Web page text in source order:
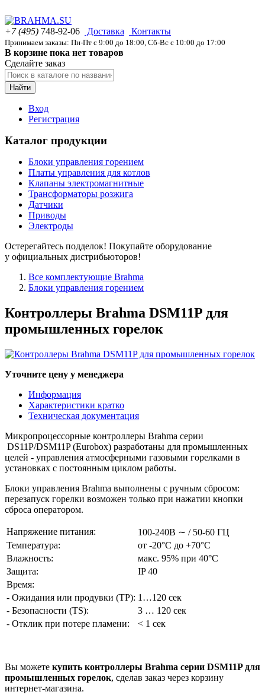
+7 (495) 748-92-06 Доставка Контакты
Принимаем заказы: Пн-Пт с 9:00 до 18:00, Сб-Вс с 10:00 до 17:00
В корзине пока нет товаров
Сделайте заказ
Найти
Вход
Регистрация
Каталог продукции
Блоки управления горением
Платы управления для котлов
Клапаны электромагнитные
Трансформаторы розжига
Датчики
Приводы
Электроды
Остерегайтесь подделок! Покупайте оборудование
у официальных дистрибьюторов!
Все комплектующие Brahma
Блоки управления горением
Контроллеры Brahma DSM11P для
промышленных горелок
Уточните цену у менеджера
Информация
Характеристики кратко
Техническая документация
Микропроцессорные контроллеры Brahma серии
DS11P/DSM11P (Eurobox) разработаны для промышленных
целей - управления атмосферными газовыми горелками в
установках с постоянным циклом работы.
Блоки управления Brahma выполнены с ручным сбросом:
перезапуск горелки возможен только при нажатии кнопки
сброса оператором.
Напряжение питания:
100-240В ∼ / 50-60 ГЦ
Температура:
от -20°С до +70°С
Влажность:
макс. 95% при 40°С
Защита:
IP 40
Время:
- Ожидания или продувки (TP): 1…120 сек
- Безопасности (TS):
3 … 120 сек
- Отклик при потере пламени:
< 1 сек
Вы можете купить контроллеры Brahma серии DSM11P для
промышленных горелок, сделав заказ через корзину
интернет-магазина.